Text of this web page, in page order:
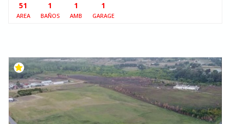
51
AREA
1
BAÑOS
1
AMB
1
GARAGE